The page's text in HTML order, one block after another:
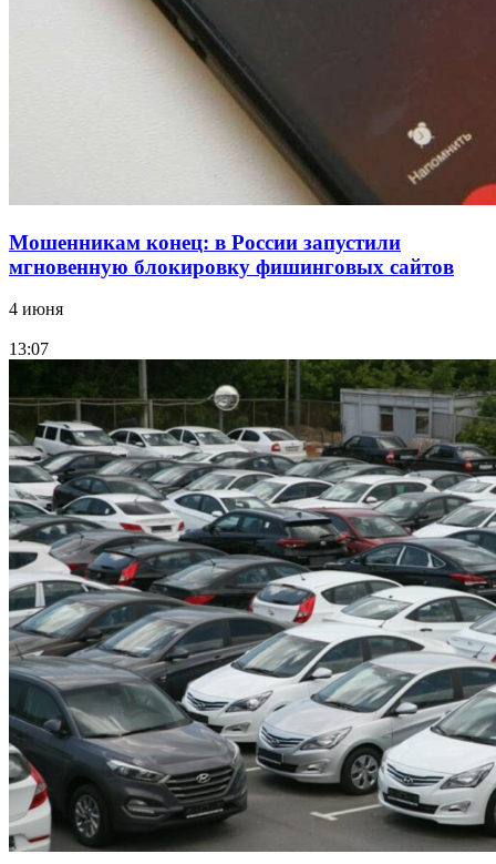
Сладкий праздник в Волгограде: в Центральном
парке прошёл фестиваль „Арбузный переполох“
Мошенникам конец: в России запустили
мгновенную блокировку фишинговых сайтов
4 июня
13:07